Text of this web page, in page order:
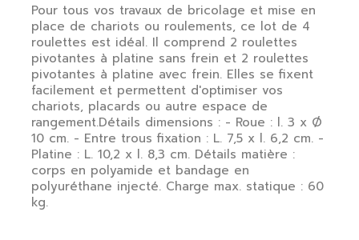
Pour tous vos travaux de bricolage et mise en
place de chariots ou roulements, ce lot de 4
roulettes est idéal. Il comprend 2 roulettes
pivotantes à platine sans frein et 2 roulettes
pivotantes à platine avec frein. Elles se fixent
facilement et permettent d'optimiser vos
chariots, placards ou autre espace de
rangement.Détails dimensions : - Roue : l. 3 x Ø
10 cm. - Entre trous fixation : L. 7,5 x l. 6,2 cm. -
Platine : L. 10,2 x l. 8,3 cm. Détails matière :
corps en polyamide et bandage en
polyuréthane injecté. Charge max. statique : 60
kg.